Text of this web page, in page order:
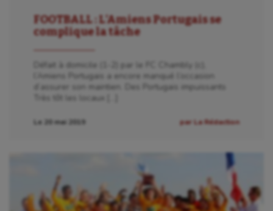
FOOTBALL : L’Amiens Portugais se
complique la tâche
Défait à domicile (1-2) par le FC Chambly (c),
l’Amiens Portugais a encore manqué l’occasion
d’assurer son maintien. Des Portugais impuissants
Très tôt les locaux […]
Le 20 mai 2019 par La Rédaction